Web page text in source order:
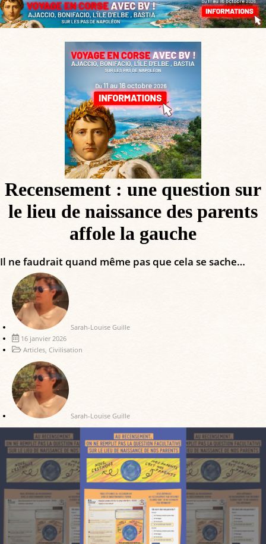
Recensement : une question sur
le lieu de naissance des parents
affole la gauche
Il ne faudrait quand même pas que cela se sache…
Sarah-Louise Guille
16 janvier 2026
Articles Civilisation
Sarah-Louise Guille